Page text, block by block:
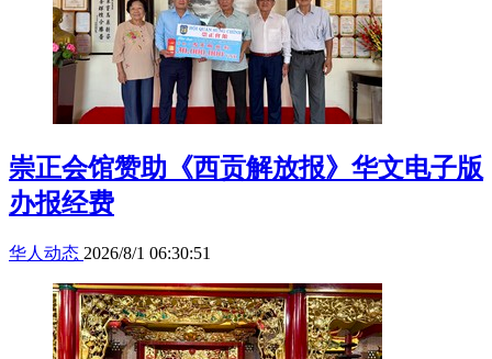
崇正会馆赞助《西贡解放报》华文电子版
办报经费
华人动态 2026/8/1 06:30:51